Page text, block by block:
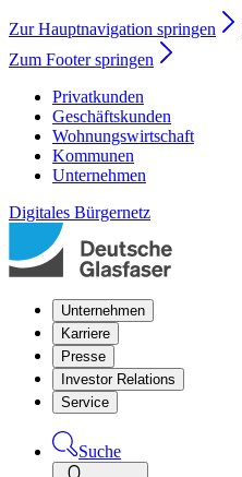
Zur Hauptnavigation springen
Zum Footer springen
Privatkunden
Geschäftskunden
Wohnungswirtschaft
Kommunen
Unternehmen
Digitales Bürgernetz
Unternehmen
Karriere
Presse
Investor Relations
Service
Suche